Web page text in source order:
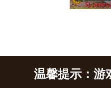
温馨提示：游